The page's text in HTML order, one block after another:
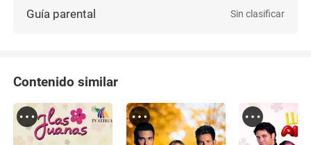
Guía parental Sin clasificar
Contenido similar